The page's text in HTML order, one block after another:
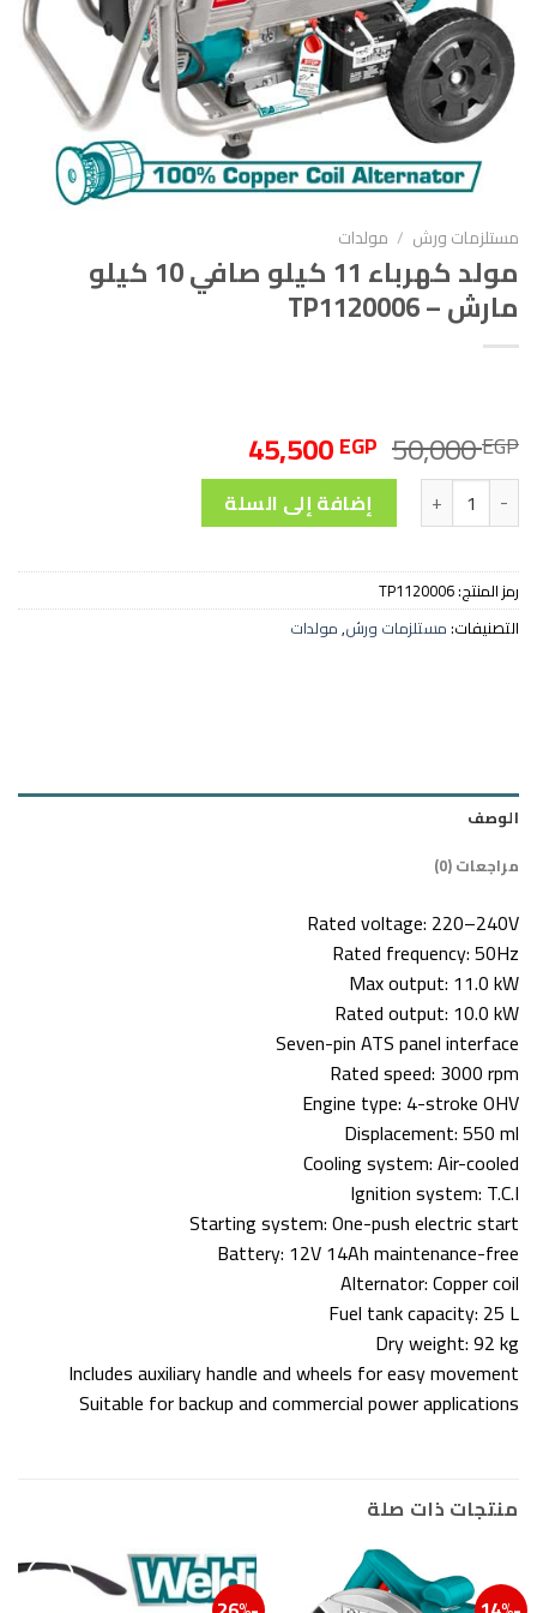
مستلزمات ورش / مولدات
مولد كهرباء 11 كيلو صافي 10 كيلو
مارش – TP1120006
50,000EGP السعر
الأصلي
هو:
50,000 EGP.
45,500EGP
الحالي
هو:
45,500 EGP.
كمية مولد كهرباء 11 كيلو صافي 10 كيلو مارش - TP1120006إضافة إلى السلة
رمز المنتج:TP1120006
التصنيفات:مستلزمات ورش,مولدات
الوصف
مراجعات (0)
Rated voltage: 220–240V
Rated frequency: 50Hz
Max output: 11.0 kW
Rated output: 10.0 kW
Seven-pin ATS panel interface
Rated speed: 3000 rpm
Engine type: 4-stroke OHV
Displacement: 550 ml
Cooling system: Air-cooled
Ignition system: T.C.I
Starting system: One-push electric start
Battery: 12V 14Ah maintenance-free
Alternator: Copper coil
Fuel tank capacity: 25 L
Dry weight: 92 kg
Includes auxiliary handle and wheels for easy movement
Suitable for backup and commercial power applications
منتجات ذات صلة